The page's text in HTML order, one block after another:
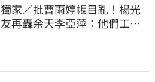
獨家／批曹雨婷帳目亂！楊光
友再轟余天李亞萍：他們工會